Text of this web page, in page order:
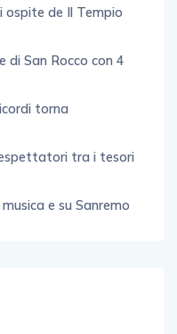
ospite de Il Tempio
di San Rocco con 4
torna
tra i tesori
e su Sanremo